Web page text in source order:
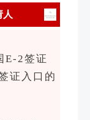
人
E-2签证
证入口的